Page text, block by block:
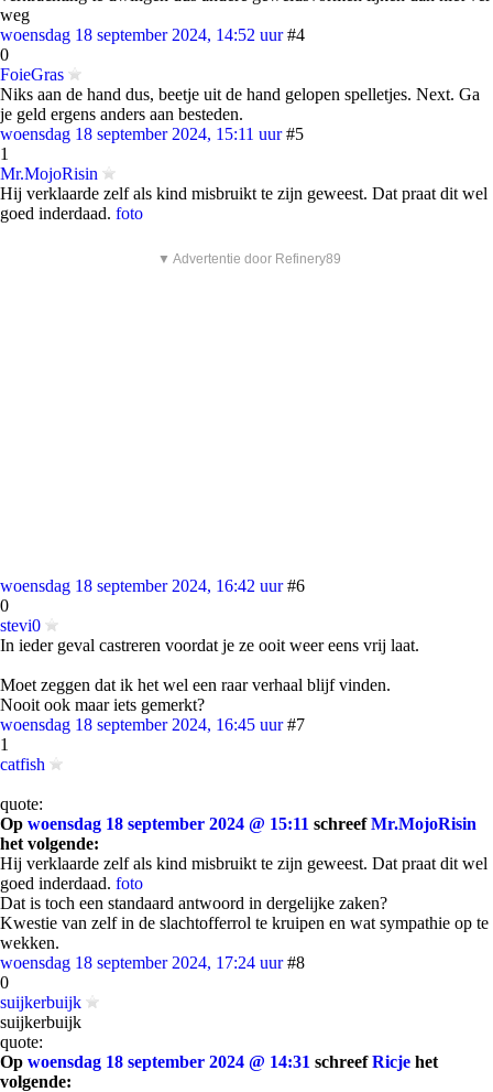
weg
woensdag 18 september 2024, 14:52 uur #4
0
FoieGras
Niks aan de hand dus, beetje uit de hand gelopen spelletjes. Next. Ga
je geld ergens anders aan besteden.
woensdag 18 september 2024, 15:11 uur #5
1
Mr.MojoRisin
Hij verklaarde zelf als kind misbruikt te zijn geweest. Dat praat dit wel
goed inderdaad. foto
▼ Advertentie door Refinery89
woensdag 18 september 2024, 16:42 uur #6
0
stevi0
In ieder geval castreren voordat je ze ooit weer eens vrij laat.
Moet zeggen dat ik het wel een raar verhaal blijf vinden.
Nooit ook maar iets gemerkt?
woensdag 18 september 2024, 16:45 uur #7
1
catfish
quote:
Op woensdag 18 september 2024 @ 15:11 schreefMr.MojoRisin
het volgende:
Hij verklaarde zelf als kind misbruikt te zijn geweest. Dat praat dit wel
goed inderdaad. foto
Dat is toch een standaard antwoord in dergelijke zaken?
Kwestie van zelf in de slachtofferrol te kruipen en wat sympathie op te
wekken.
woensdag 18 september 2024, 17:24 uur #8
0
suijkerbuijk
suijkerbuijk
quote:
Op woensdag 18 september 2024 @ 14:31 schreefRicje het
volgende: